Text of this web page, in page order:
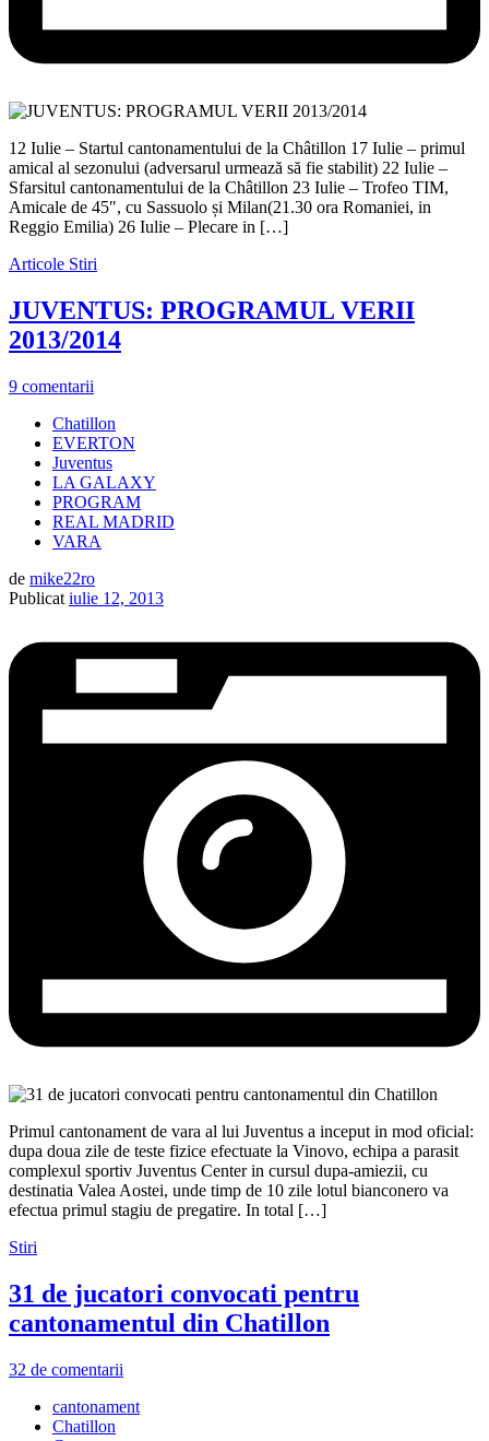
12 Iulie – Startul cantonamentului de la Châtillon 17 Iulie – primul
amical al sezonului (adversarul urmează să fie stabilit) 22 Iulie –
Sfarsitul cantonamentului de la Châtillon 23 Iulie – Trofeo TIM,
Amicale de 45″, cu Sassuolo și Milan(21.30 ora Romaniei, in
Reggio Emilia) 26 Iulie – Plecare in […]
Articole Stiri
JUVENTUS: PROGRAMUL VERII
2013/2014
9 comentarii
Chatillon
EVERTON
Juventus
LA GALAXY
PROGRAM
REAL MADRID
VARA
de mike22ro
Publicat iulie 12, 2013
Primul cantonament de vara al lui Juventus a inceput in mod oficial:
dupa doua zile de teste fizice efectuate la Vinovo, echipa a parasit
complexul sportiv Juventus Center in cursul dupa-amiezii, cu
destinatia Valea Aostei, unde timp de 10 zile lotul bianconero va
efectua primul stagiu de pregatire. In total […]
Stiri
31 de jucatori convocati pentru
cantonamentul din Chatillon
32 de comentarii
cantonament
Chatillon